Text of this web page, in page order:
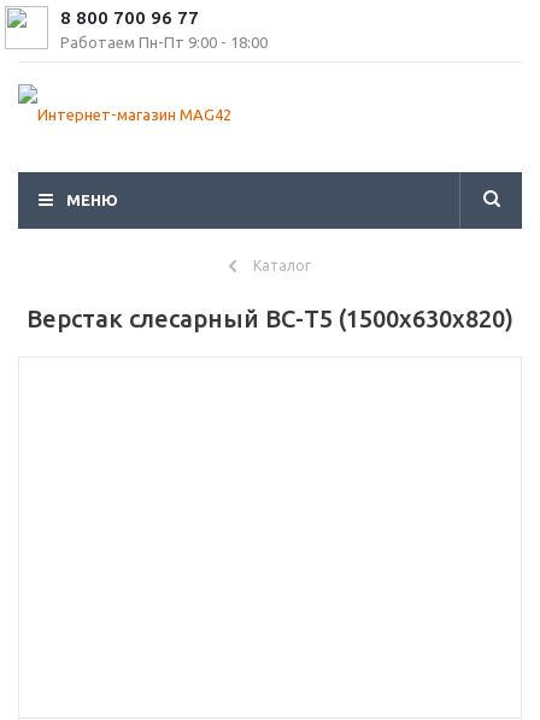
8 800 700 96 77
Работаем Пн-Пт 9:00 - 18:00
МЕНЮ
Каталог
Верстак слесарный ВС-Т5 (1500x630x820)